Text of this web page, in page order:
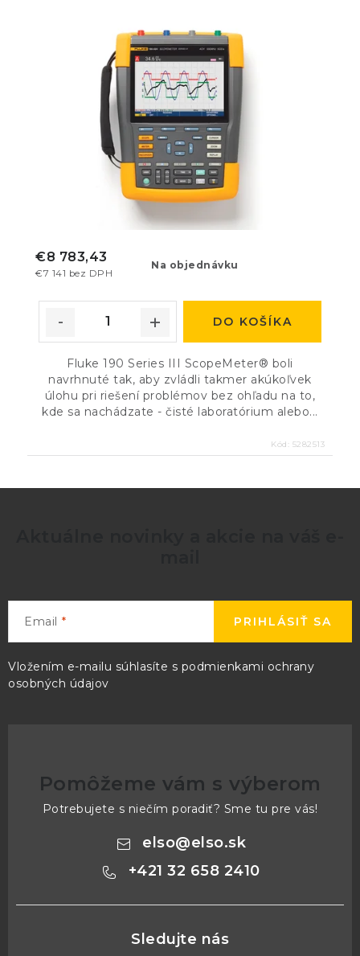
Na objednávku
€7 141 bez DPH
€8 783,43
DO KOŠÍKA
Fluke 190 Series III ScopeMeter® boli
navrhnuté tak, aby zvládli takmer akúkoľvek
úlohu pri riešení problémov bez ohľadu na to,
kde sa nachádzate - čisté laboratórium alebo...
Kód: 5282513
Email
Vložením e-mailu súhlasíte s podmienkami ochrany
osobných údajov
PRIHLÁSIŤ SA
Pomôžeme vám s výberom
Potrebujete s niečím poradiť? Sme tu pre vás!
elso@elso.sk
+421 32 658 2410